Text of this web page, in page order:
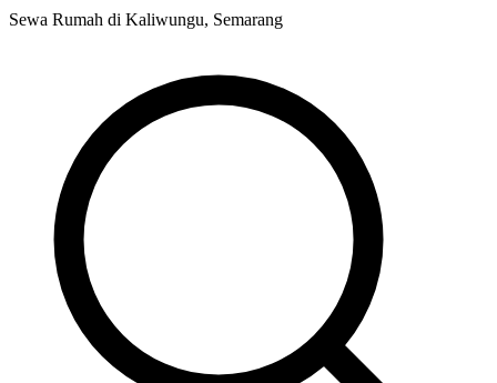
Sewa Rumah di Kaliwungu, Semarang